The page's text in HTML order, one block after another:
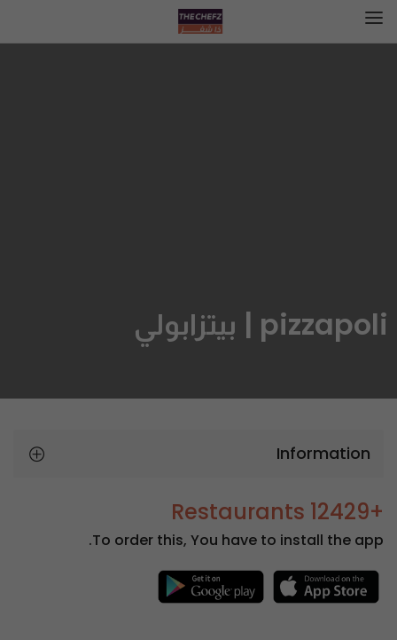
pizzapoli | بيتزابولي
Information
+12429 Restaurants
To order this, You have to install the app.